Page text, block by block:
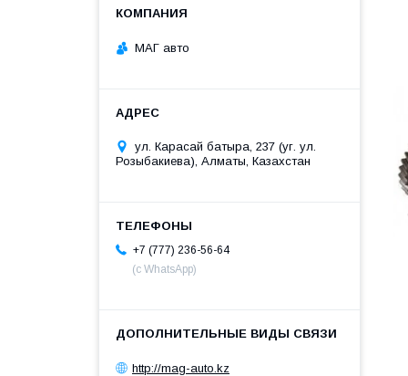
МАГ авто
ул. Карасай батыра, 237 (уг. ул.
Розыбакиева), Алматы, Казахстан
+7 (777) 236-56-64
(с WhatsApp)
http://mag-auto.kz